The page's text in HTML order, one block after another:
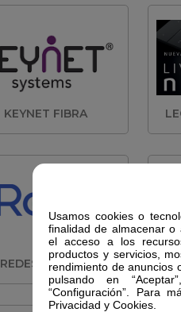
Usamos cookies o
finalidad de almacenar o
el acceso a los
productos y servicios,
rendimiento de anuncios
pulsando en
“Configuración”. Para
Privacidad y Cookies.
KEYNET FIBRA
REDES ACTIVAS